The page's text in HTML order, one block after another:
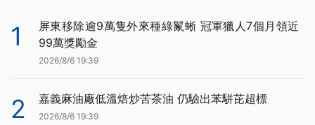
1
屏東移除逾9萬隻外來種綠鬣蜥 冠軍獵人7個月領近
99萬獎勵金
2026/8/6 19:39
2 嘉義麻油廠低溫焙炒苦茶油 仍驗出苯駢芘超標
2026/8/6 19:39